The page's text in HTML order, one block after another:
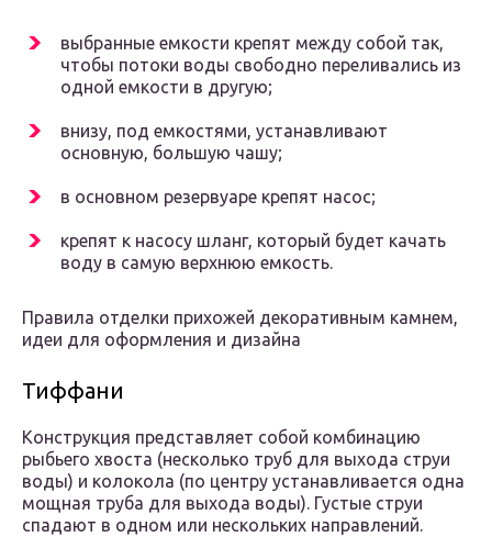
выбранные емкости крепят между собой так,
чтобы потоки воды свободно переливались из
одной емкости в другую;
внизу, под емкостями, устанавливают
основную, большую чашу;
в основном резервуаре крепят насос;
крепят к насосу шланг, который будет качать
воду в самую верхнюю емкость.
Правила отделки прихожей декоративным камнем,
идеи для оформления и дизайна
Тиффани
Конструкция представляет собой комбинацию
рыбьего хвоста (несколько труб для выхода струи
воды) и колокола (по центру устанавливается одна
мощная труба для выхода воды). Густые струи
спадают в одном или нескольких направлений.